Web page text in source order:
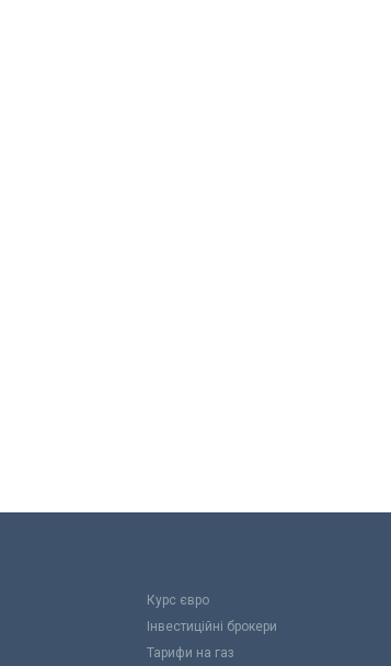
Курс євро
Інвестиційні брокери
Тарифи на газ